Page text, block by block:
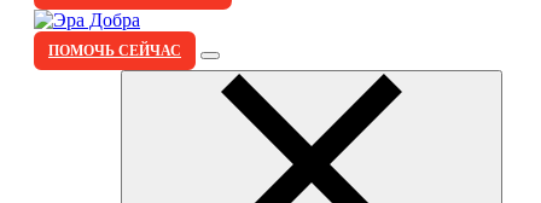
ПОМОЧЬ СЕЙЧАС